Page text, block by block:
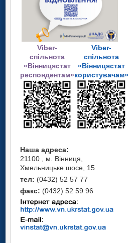
Viber-
спільнота
«Вінницястат
респондентам»
Viber-
спільнота
«Вінницястат
користувачам»
Наша адреса:
21100 , м. Вінниця,
Хмельницьке шосе, 15
тел: (0432) 52 57 77
факс: (0432) 52 59 96